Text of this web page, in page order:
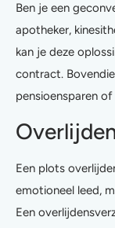
Ben je een
apotheker,
kan je deze
contract.
pensioensparen
Een plots
emotioneel leed,
Een